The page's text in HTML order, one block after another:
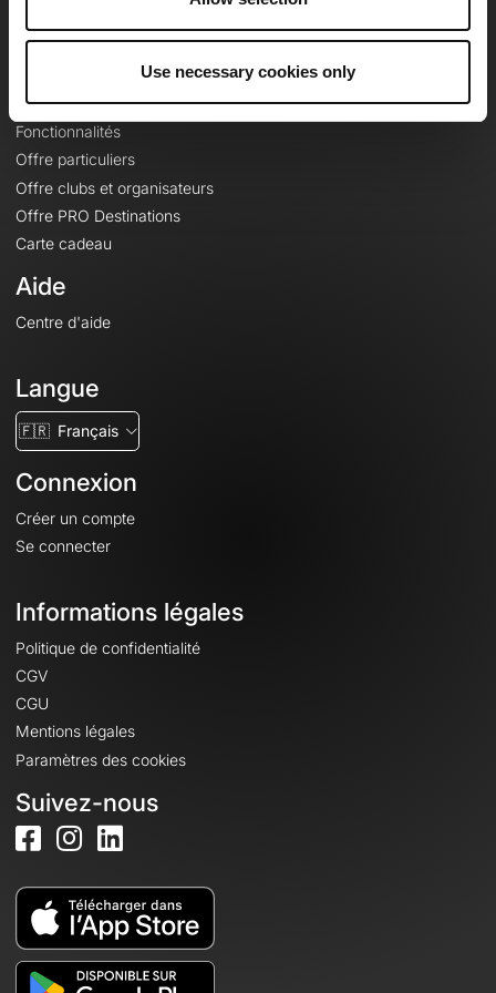
Use necessary cookies only
Le Mag'
Fonds de cartes topographiques
Fonctionnalités
Offre particuliers
Offre clubs et organisateurs
Offre PRO Destinations
Carte cadeau
Aide
Centre d'aide
Langue
🇫🇷 Français
Connexion
Créer un compte
Se connecter
Informations légales
Politique de confidentialité
CGV
CGU
Mentions légales
Paramètres des cookies
Suivez-nous